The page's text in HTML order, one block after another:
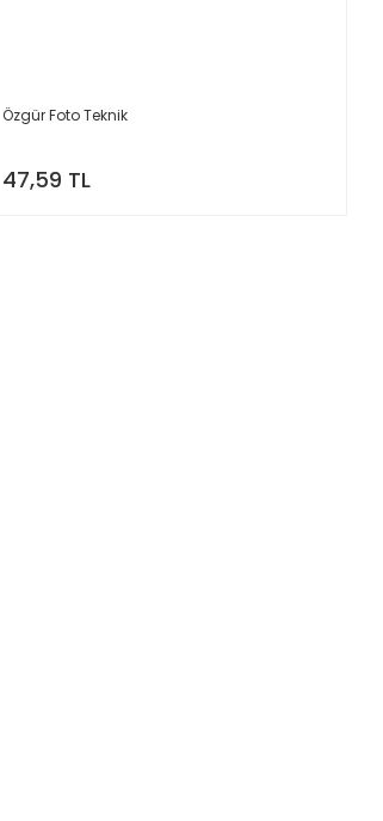
Özgür Foto Teknik
47,59 TL